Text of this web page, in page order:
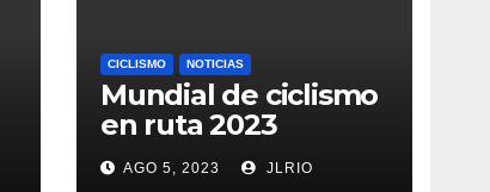
CICLISMO NOTICIAS
Mundial de ciclismo
en ruta 2023
AGO 5, 2023 JLRIO